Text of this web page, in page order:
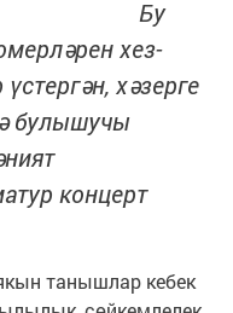
Бу
хез-
хәзерге
булышучы
концерт
танышлар кебек